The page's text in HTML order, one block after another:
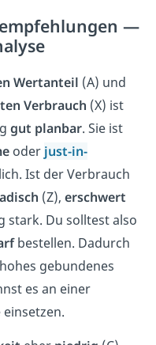
—
Wertanteil (A) und
Verbrauch (X) ist
gut planbar. Sie ist
oder just-in-
Ist der Verbrauch
(Z),erschwert
stark. Du solltest also
bestellen. Dadurch
gebundenes
es an einer
einsetzen.